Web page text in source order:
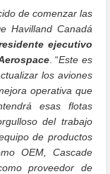
de comenzar las
Havilland Canadá
ejecutivo
. “Este es
los aviones
operativa que
esas flotas
del trabajo
de productos
OEM, Cascade
proveedor de